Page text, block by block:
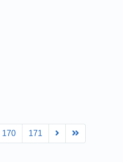
170 171 Next